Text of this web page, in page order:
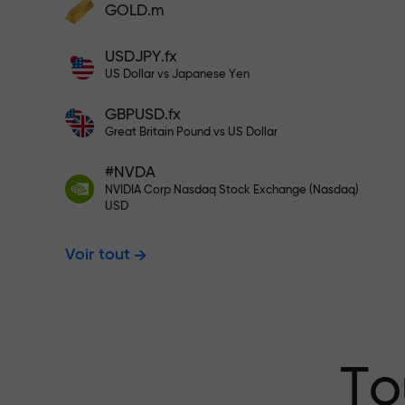
000 fois supérieur à votre dépôt. X1000
n’est pas une erreur. Plus le dépôt est
cadeaux
$1,500
Tradez sans
Bonus
GOLD.m
USDJPY.fx
US Dollar vs Japanese Yen
GBPUSD.fx
Great Britain Pound vs US Dollar
#NVDA
NVIDIA Corp Nasdaq Stock Exchange (Nasdaq)
USD
Voir tout